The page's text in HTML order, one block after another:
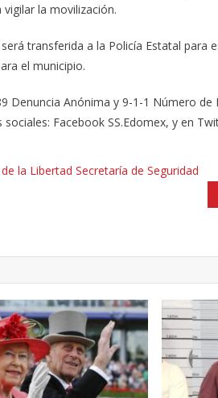
la movilización.
transferida a la Policía Estatal para
el municipio.
Denuncia Anónima y 9-1-1 Número de
Facebook SS.Edomex, y en
la Libertad Secretaría de Seguridad